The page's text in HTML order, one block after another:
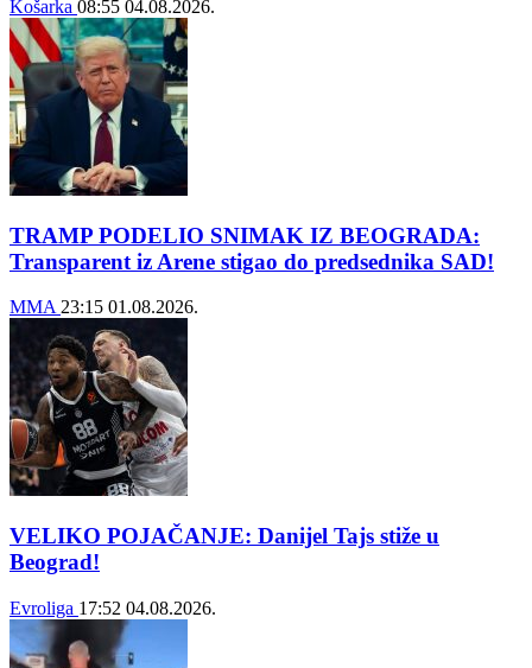
Košarka 08:55 04.08.2026.
TRAMP PODELIO SNIMAK IZ BEOGRADA:
Transparent iz Arene stigao do predsednika SAD!
MMA 23:15 01.08.2026.
VELIKO POJAČANJE: Danijel Tajs stiže u
Beograd!
Evroliga 17:52 04.08.2026.